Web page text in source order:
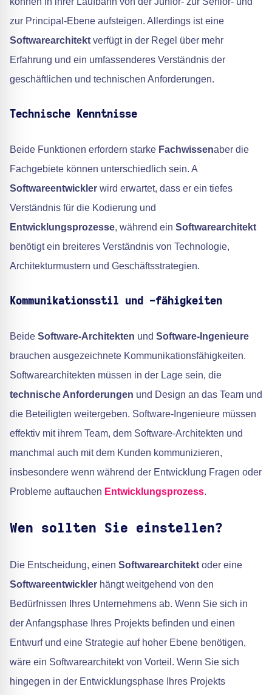
zur Principal-Ebene aufsteigen. Allerdings ist eine
Softwarearchitekt verfügt in der Regel über mehr
Erfahrung und ein umfassenderes Verständnis der
geschäftlichen und technischen Anforderungen.
Technische Kenntnisse
Beide Funktionen erfordern starke Fachwissenaber die
Fachgebiete können unterschiedlich sein. A
Softwareentwickler wird erwartet, dass er ein tiefes
Verständnis für die Kodierung und
Entwicklungsprozesse, während ein Softwarearchitekt
benötigt ein breiteres Verständnis von Technologie,
Architekturmustern und Geschäftsstrategien.
Kommunikationsstil und -fähigkeiten
Beide Software-Architekten und Software-Ingenieure
brauchen ausgezeichnete Kommunikationsfähigkeiten.
Softwarearchitekten müssen in der Lage sein, die
technische Anforderungen und Design an das Team und
die Beteiligten weitergeben. Software-Ingenieure müssen
effektiv mit ihrem Team, dem Software-Architekten und
manchmal auch mit dem Kunden kommunizieren,
insbesondere wenn während der Entwicklung Fragen oder
Probleme auftauchen Entwicklungsprozess.
Wen sollten Sie einstellen?
Die Entscheidung, einen Softwarearchitekt oder eine
Softwareentwickler hängt weitgehend von den
Bedürfnissen Ihres Unternehmens ab. Wenn Sie sich in
der Anfangsphase Ihres Projekts befinden und einen
Entwurf und eine Strategie auf hoher Ebene benötigen,
wäre ein Softwarearchitekt von Vorteil. Wenn Sie sich
hingegen in der Entwicklungsphase Ihres Projekts